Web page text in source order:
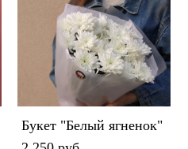
Букет "Белый ягненок"